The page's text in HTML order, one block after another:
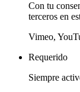
Con tu
terceros en
Vimeo,
Requerido
Siempre